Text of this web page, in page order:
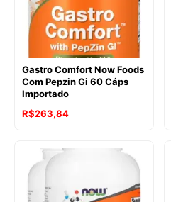
Gastro Comfort Now Foods
Com Pepzin Gi 60 Cáps
Importado
R$263,84